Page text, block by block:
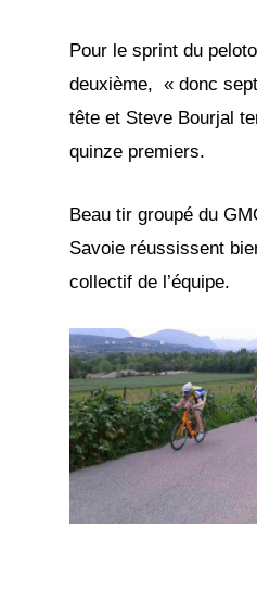
Pour le sprint du
deuxième, « donc
tête et Steve Bourjal
quinze premiers.
Beau tir groupé du
Savoie réussissent
collectif de l’équipe.